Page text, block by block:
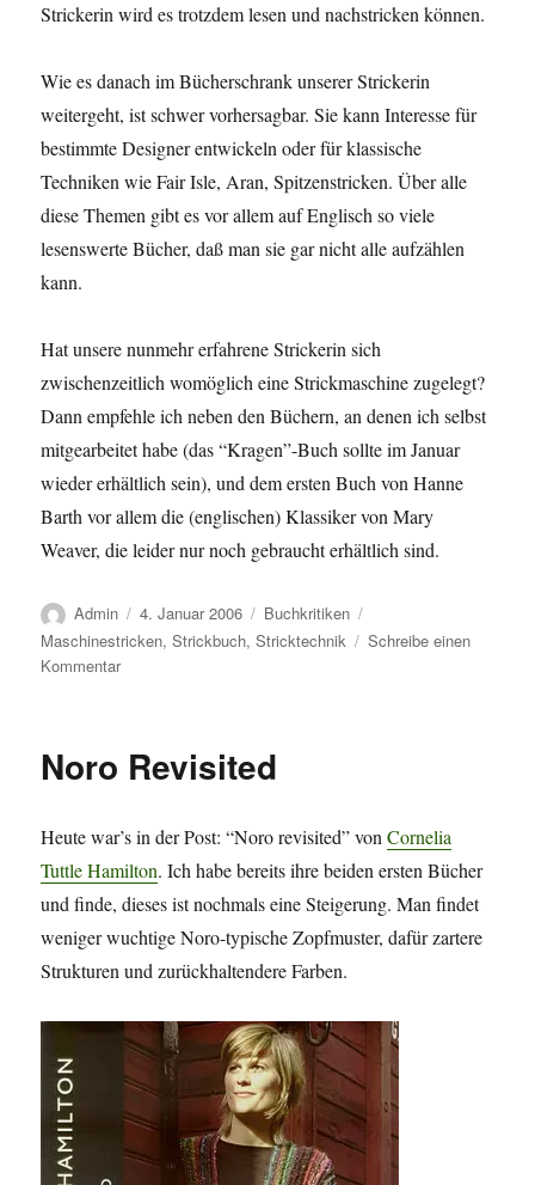
Strickerin wird es trotzdem lesen und nachstricken können.
Wie es danach im Bücherschrank unserer Strickerin
weitergeht, ist schwer vorhersagbar. Sie kann Interesse für
bestimmte Designer entwickeln oder für klassische
Techniken wie Fair Isle, Aran, Spitzenstricken. Über alle
diese Themen gibt es vor allem auf Englisch so viele
lesenswerte Bücher, daß man sie gar nicht alle aufzählen
kann.
Hat unsere nunmehr erfahrene Strickerin sich
zwischenzeitlich womöglich eine Strickmaschine zugelegt?
Dann empfehle ich neben den Büchern, an denen ich selbst
mitgearbeitet habe (das “Kragen”-Buch sollte im Januar
wieder erhältlich sein), und dem ersten Buch von Hanne
Barth vor allem die (englischen) Klassiker von Mary
Weaver, die leider nur noch gebraucht erhältlich sind.
Autor
Admin
Veröffentlicht
am
4. Januar 2006 Kategorien
Buchkritiken
Maschinestricken,Strickbuch,Stricktechnik
Schreibe einen
Kommentarzu
Noro Revisited
Heute war’s in der Post: “Noro revisited” vonCornelia
Tuttle Hamilton. Ich habe bereits ihre beiden ersten Bücher
und finde, dieses ist nochmals eine Steigerung. Man findet
weniger wuchtige Noro-typische Zopfmuster, dafür zartere
Strukturen und zurückhaltendere Farben.